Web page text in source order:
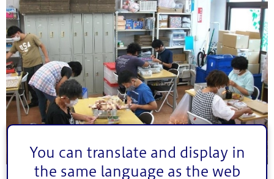
You can translate and display in
the same language as the web